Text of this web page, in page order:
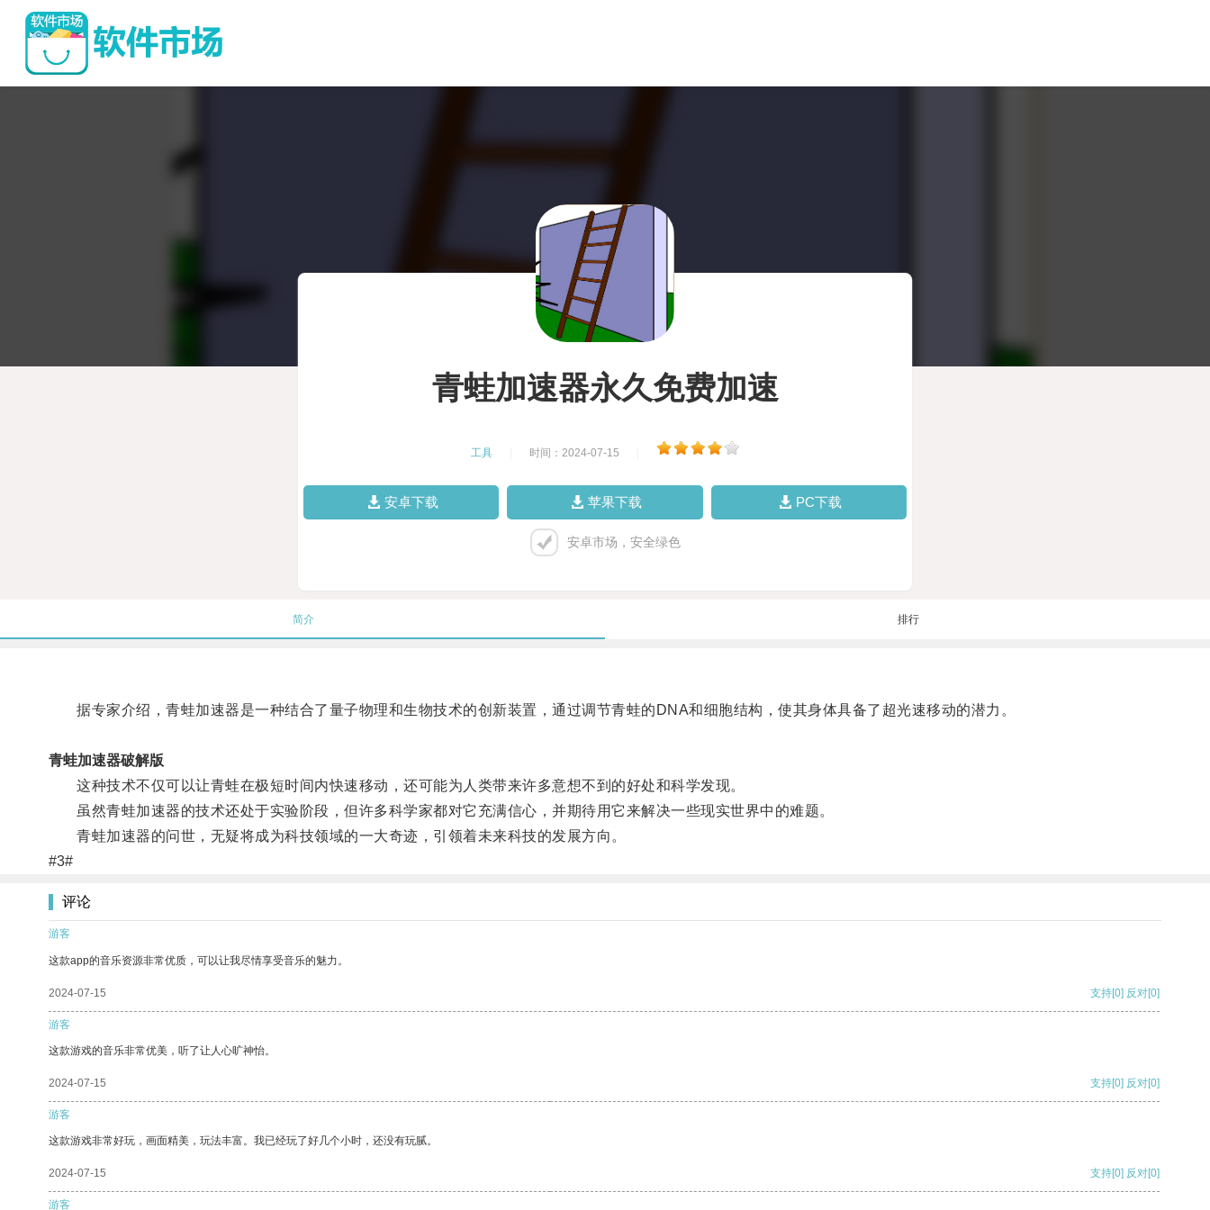
青蛙加速器永久免费加速
工具 时间：2024-07-15
安卓下载 苹果下载 PC下载
安卓市场，安全绿色
简介 排行
据专家介绍，青蛙加速器是一种结合了量子物理和生物技术的创新装置，通过调节青蛙的DNA和细胞结构，使其身体具备了超光速移动的潜力。
青蛙加速器破解版
这种技术不仅可以让青蛙在极短时间内快速移动，还可能为人类带来许多意想不到的好处和科学发现。
虽然青蛙加速器的技术还处于实验阶段，但许多科学家都对它充满信心，并期待用它来解决一些现实世界中的难题。
青蛙加速器的问世，无疑将成为科技领域的一大奇迹，引领着未来科技的发展方向。
#3#
评论
游客
这款app的音乐资源非常优质，可以让我尽情享受音乐的魅力。
2024-07-15 支持[0] 反对[0]
游客
这款游戏的音乐非常优美，听了让人心旷神怡。
2024-07-15 支持[0] 反对[0]
游客
这款游戏非常好玩，画面精美，玩法丰富。我已经玩了好几个小时，还没有玩腻。
2024-07-15 支持[0] 反对[0]
游客